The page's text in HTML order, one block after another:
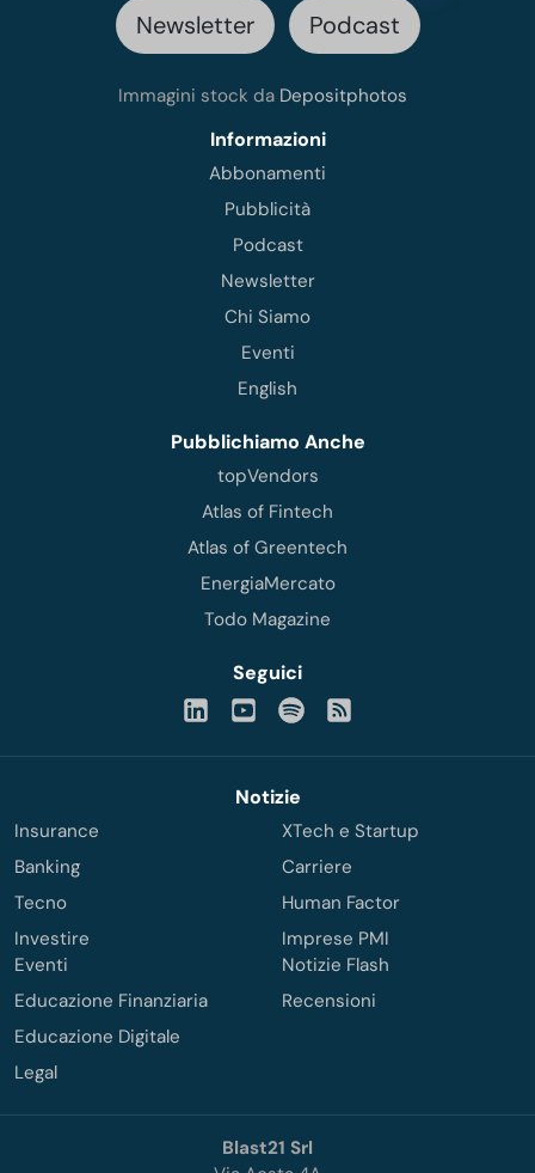
Newsletter Podcast
Immagini stock da Depositphotos
Informazioni
Abbonamenti
Pubblicità
Podcast
Newsletter
Chi Siamo
Eventi
English
Pubblichiamo Anche
topVendors
Atlas of Fintech
Atlas of Greentech
EnergiaMercato
Todo Magazine
Seguici
Notizie
Insurance
Banking
Tecno
Investire
XTech e Startup
Carriere
Human Factor
Imprese PMI
Eventi
Educazione Finanziaria
Educazione Digitale
Legal
Notizie Flash
Recensioni
Blast21 Srl